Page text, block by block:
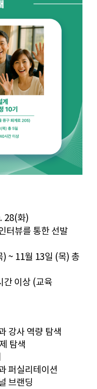
28(화)
터뷰를 통한 선발
~ 11월 13일 (목) 총
이상 (교육
강사 역량 탐색
탐색
퍼실리테이션
브랜딩